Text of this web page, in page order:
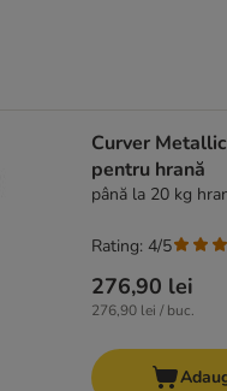
Curver
pentru hrană
până la 20 kg
276,90 lei
276,90 lei / buc.
Rating: 4/5